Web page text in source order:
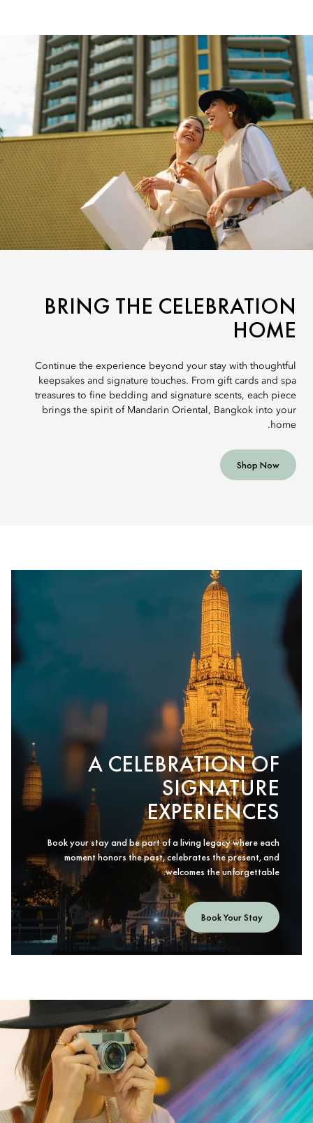
BRING THE CELEBRATION
HOME
Continue the experience beyond your stay with thoughtful
keepsakes and signature touches. From gift cards and spa
treasures to fine bedding and signature scents, each piece
brings the spirit of Mandarin Oriental, Bangkok into your
home.
Shop Now
A CELEBRATION OF
SIGNATURE
EXPERIENCES
Book your stay and be part of a living legacy where each
moment honors the past, celebrates the present, and
welcomes the unforgettable.
Book Your Stay